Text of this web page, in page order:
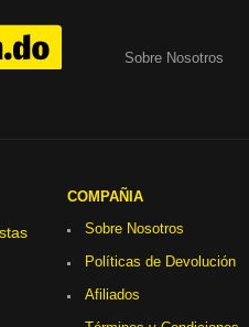
Sobre Nosotros
COMPAÑIA
Sobre Nosotros
Políticas de Devolución
Afiliados